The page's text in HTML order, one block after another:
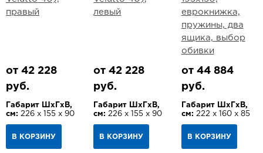
правый
от 42 228
руб.
Габарит ШхГхВ,
см: 226 х 155 х 90
В КОРЗИНУ
левый
от 42 228
руб.
Габарит ШхГхВ,
см: 226 х 155 х 90
В КОРЗИНУ
еврокнижка,
пружины, два
ящика, выбор
обивки
от 44 884
руб.
Габарит ШхГхВ,
см: 222 х 160 х 85
В КОРЗИНУ